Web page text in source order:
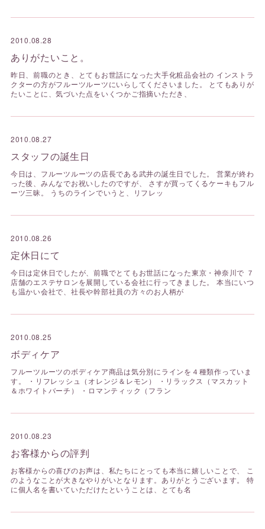
2010.08.28
ありがたいこと。
昨日、前職のとき、とてもお世話になった大手化粧品会社の インストラ
クターの方がフルーツルーツにいらしてくださいました。 とてもありが
たいことに、気づいた点をいくつかご指摘いただき、
2010.08.27
スタッフの誕生日
今日は、フルーツルーツの店長である武井の誕生日でした。 営業が終わ
った後、みんなでお祝いしたのですが、 さすが買ってくるケーキもフル
ーツ三昧。 うちのラインでいうと、リフレッ
2010.08.26
定休日にて
今日は定休日でしたが、前職でとてもお世話になった東京・神奈川で ７
店舗のエステサロンを展開している会社に行ってきました。 本当にいつ
も温かい会社で、社長や幹部社員の方々のお人柄が
2010.08.25
ボディケア
フルーツルーツのボディケア商品は気分別にラインを４種類作っていま
す。 ・リフレッシュ（オレンジ＆レモン） ・リラックス（マスカット
＆ホワイトバーチ） ・ロマンティック（フラン
2010.08.23
お客様からの評判
お客様からの喜びのお声は、私たちにとっても本当に嬉しいことで、 こ
のようなことが大きなやりがいとなります。ありがとうございます。 特
に個人名を書いていただけたということは、とても名